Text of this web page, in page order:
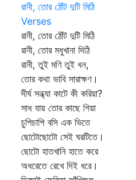
রানী, তোর ঠোঁট দুটি মিঠি
Verses
রানী, তোর ঠোঁট দুটি মিঠি
রানী, তোর মধুখানা দিঠি
রানী, তুই মণি তুই ধন,
তোর কথা ভাবি সারাক্ষণ।
দীর্ঘ সন্ধ্যা কাটে কী করিয়া?
সাধ যায় তোর কাছে গিয়া
চুপিচাপি বসি এক ভিতে
ছোটোছোটো সেই ঘরটিতে।
ছোটো হাতখানি হাতে করে
অধরেতে রেখে দিই ধরে।